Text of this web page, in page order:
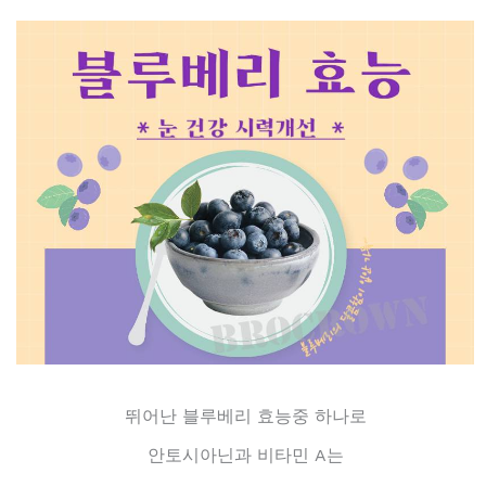
뛰어난 블루베리 효능중 하나로
안토시아닌과 비타민 A는